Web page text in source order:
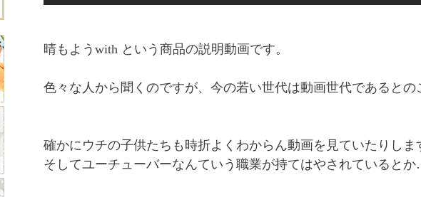
晴もようwith という商品の説明動画です。
色々な人から聞くのですが、今の若い世代は動画世代であるとの
確かにウチの子供たちも時折よくわからん動画を見ていたりしま
そしてユーチューバーなんていう職業が持てはやされているとか